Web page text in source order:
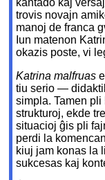
kantado kaj
trovis novajn
manoj de franca
Iun matenon
okazis poste, vi
Katrina malfruas
tiu serio —
simpla. Tamen
strukturoj, ekde
situacioj ĝis pli
perdi la
kiuj jam konas la
sukcesas kaj